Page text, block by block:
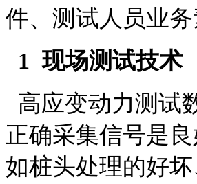
件、测试人员业
1 现场测试技术
高应变动力测试
正确采集信号是
如桩头处理的好